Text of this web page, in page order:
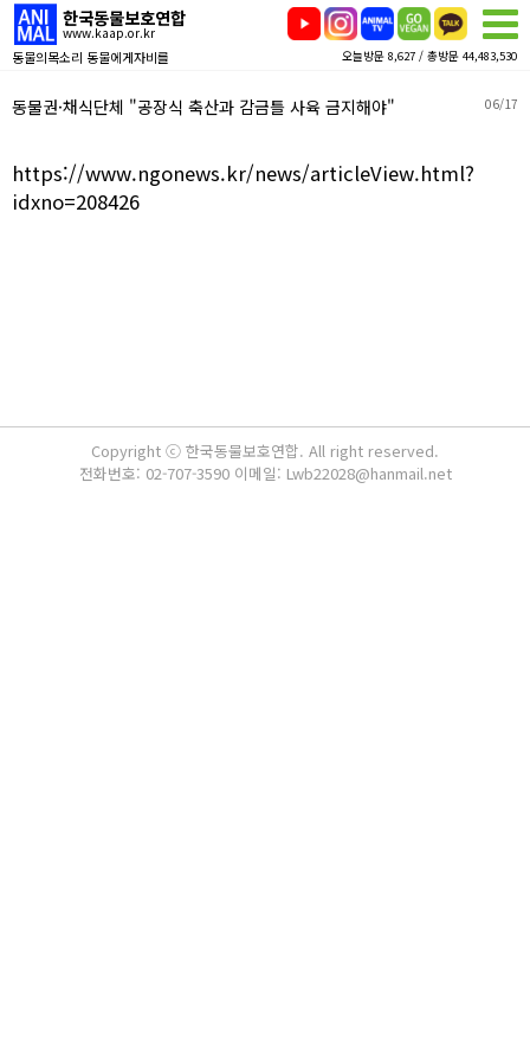
한국동물보호연합
www.kaap.or.kr
동물의목소리 동물에게자비를 오늘방문 8,627 / 총방문 44,483,530
동물권·채식단체 "공장식 축산과 감금틀 사육 금지해야" 06/17
https://www.ngonews.kr/news/articleView.html?
idxno=208426
Copyright ⓒ 한국동물보호연합. All right reserved.
전화번호: 02-707-3590 이메일: Lwb22028@hanmail.net